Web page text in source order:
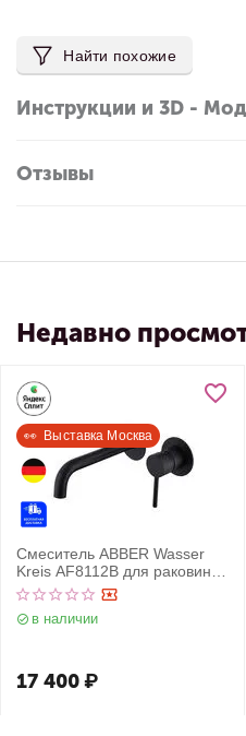
Найти похожие
Инструкции и 3D -
Отзывы
Недавно
👀  Выставка Москва
Смеситель ABBER Wasser
Kreis AF8112B для раковины
скрытого монтажа, черный
матовый
в наличии
17 400₽